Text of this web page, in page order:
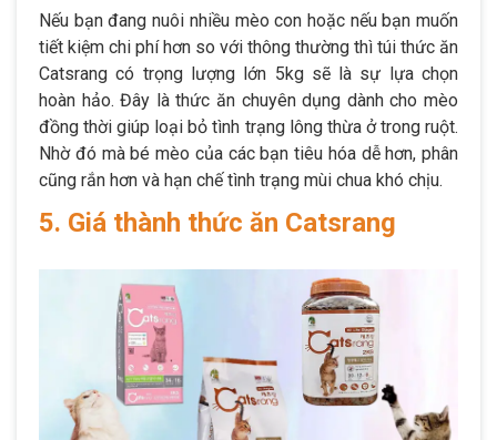
Nếu bạn đang nuôi nhiều mèo con hoặc nếu bạn muốn
tiết kiệm chi phí hơn so với thông thường thì túi thức ăn
Catsrang có trọng lượng lớn 5kg sẽ là sự lựa chọn
hoàn hảo. Đây là thức ăn chuyên dụng dành cho mèo
đồng thời giúp loại bỏ tình trạng lông thừa ở trong ruột.
Nhờ đó mà bé mèo của các bạn tiêu hóa dễ hơn, phân
cũng rắn hơn và hạn chế tình trạng mùi chua khó chịu.
5. Giá thành thức ăn Catsrang